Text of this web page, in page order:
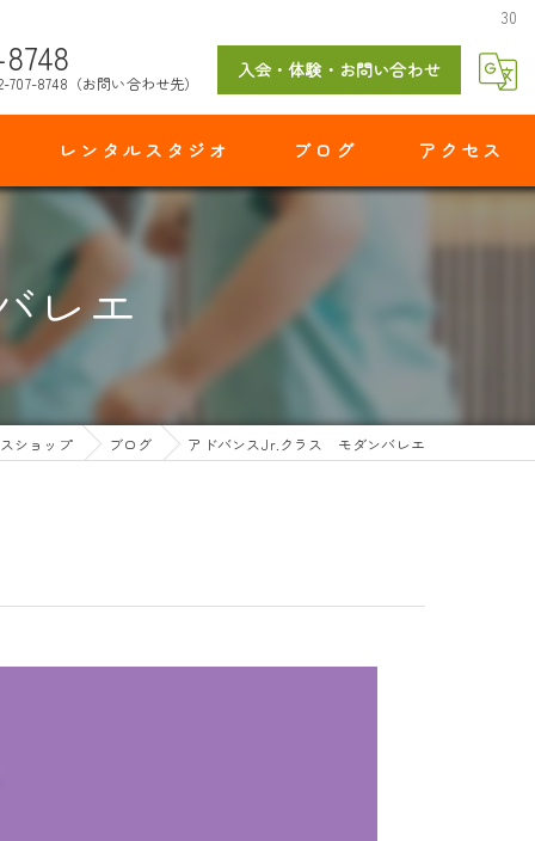
30
707-8748（お問い合わせ先）
入会・体験・お問い合わせ
レンタルスタジオ ブログ アクセス
マイダンスショップ 出花スタジオ
レエ
ショップ ブログ アドバンスJr.クラス モダンバレエ